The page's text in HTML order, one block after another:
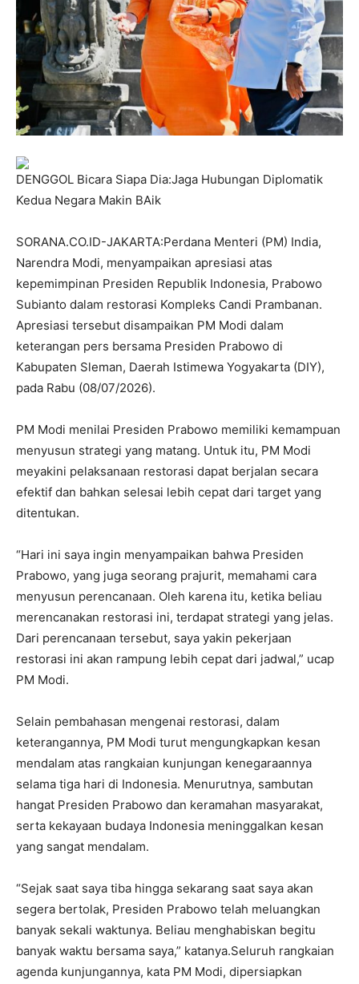
DENGGOL Bicara Siapa Dia:Jaga Hubungan Diplomatik
Kedua Negara Makin BAik
SORANA.CO.ID-JAKARTA:Perdana Menteri (PM) India,
Narendra Modi, menyampaikan apresiasi atas
kepemimpinan Presiden Republik Indonesia, Prabowo
Subianto dalam restorasi Kompleks Candi Prambanan.
Apresiasi tersebut disampaikan PM Modi dalam
keterangan pers bersama Presiden Prabowo di
Kabupaten Sleman, Daerah Istimewa Yogyakarta (DIY),
pada Rabu (08/07/2026).
PM Modi menilai Presiden Prabowo memiliki kemampuan
menyusun strategi yang matang. Untuk itu, PM Modi
meyakini pelaksanaan restorasi dapat berjalan secara
efektif dan bahkan selesai lebih cepat dari target yang
ditentukan.
“Hari ini saya ingin menyampaikan bahwa Presiden
Prabowo, yang juga seorang prajurit, memahami cara
menyusun perencanaan. Oleh karena itu, ketika beliau
merencanakan restorasi ini, terdapat strategi yang jelas.
Dari perencanaan tersebut, saya yakin pekerjaan
restorasi ini akan rampung lebih cepat dari jadwal,” ucap
PM Modi.
Selain pembahasan mengenai restorasi, dalam
keterangannya, PM Modi turut mengungkapkan kesan
mendalam atas rangkaian kunjungan kenegaraannya
selama tiga hari di Indonesia. Menurutnya, sambutan
hangat Presiden Prabowo dan keramahan masyarakat,
serta kekayaan budaya Indonesia meninggalkan kesan
yang sangat mendalam.
“Sejak saat saya tiba hingga sekarang saat saya akan
segera bertolak, Presiden Prabowo telah meluangkan
banyak sekali waktunya. Beliau menghabiskan begitu
banyak waktu bersama saya,” katanya.Seluruh rangkaian
agenda kunjungannya, kata PM Modi, dipersiapkan